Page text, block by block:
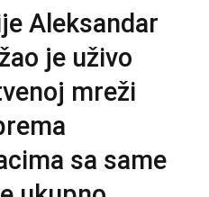
Aleksandar
je uživo
mreži
sa same